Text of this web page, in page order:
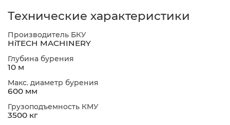
Технические характеристики
Производитель БКУ
HiTECH MACHINERY
Глубина бурения
10 м
Макс. диаметр бурения
600 мм
Грузоподъемность КМУ
3500 кг